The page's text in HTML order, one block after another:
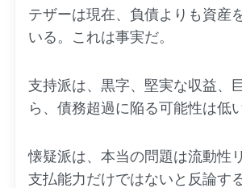
テザーは現在、負債よりも資産
いる。これは事実だ。
支持派は、黒字、堅実な収益、
ら、債務超過に陥る可能性は低
懐疑派は、本当の問題は流動性
支払能力だけではないと反論する